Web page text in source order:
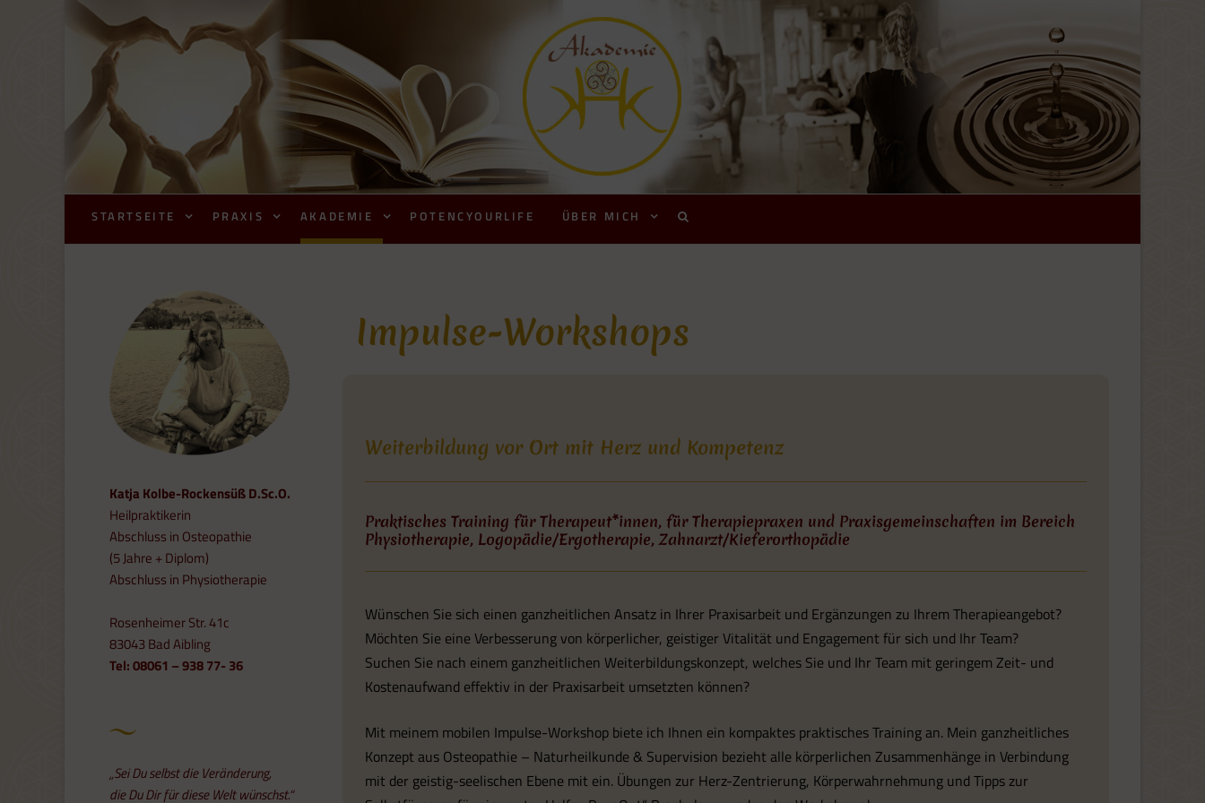
STARTSEITE PRAXIS AKADEMIE POTENCYOURLIFE ÜBER MICH
Impulse-Workshops
Weiterbildung vor Ort mit Herz und Kompetenz
Praktisches Training für Therapeut*innen, für Therapiepraxen und Praxisgemeinschaften im Bereich
Physiotherapie, Logopädie/Ergotherapie, Zahnarzt/Kieferorthopädie
Wünschen Sie sich einen ganzheitlichen Ansatz in Ihrer Praxisarbeit und Ergänzungen zu Ihrem Therapieangebot?
Möchten Sie eine Verbesserung von körperlicher, geistiger Vitalität und Engagement für sich und Ihr Team?
Suchen Sie nach einem ganzheitlichen Weiterbildungskonzept, welches Sie und Ihr Team mit geringem Zeit- und
Kostenaufwand effektiv in der Praxisarbeit umsetzten können?
Mit meinem mobilen Impulse-Workshop biete ich Ihnen ein kompaktes praktisches Training an. Mein ganzheitliches
Konzept aus Osteopathie – Naturheilkunde & Supervision bezieht alle körperlichen Zusammenhänge in Verbindung
mit der geistig-seelischen Ebene mit ein. Übungen zur Herz-Zentrierung, Körperwahrnehmung und Tipps zur
Katja Kolbe-Rockensüß D.Sc.O.
Heilpraktikerin
Abschluss in Osteopathie
(5 Jahre + Diplom)
Abschluss in Physiotherapie
Rosenheimer Str. 41c
83043 Bad Aibling
Tel: 08061 – 938 77- 36
„Sei Du selbst die Veränderung,
die Du Dir für diese Welt wünschst.“